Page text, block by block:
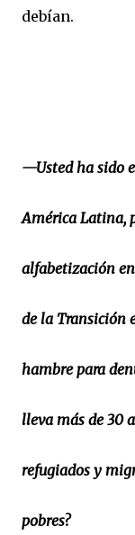
debían.
—Usted ha sido
América Latina,
alfabetización
de la Transición
hambre para
lleva más de 30
refugiados y
pobres?